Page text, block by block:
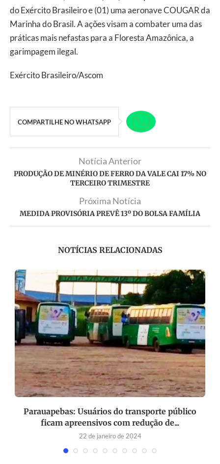
do Exército Brasileiro e (01) uma aeronave COUGAR da
Marinha do Brasil. A ações visam a combater uma das
práticas mais nefastas para a Floresta Amazônica, a
garimpagem ilegal.
Exército Brasileiro/Ascom
COMPARTILHE NO WHATSAPP
Notícia Anterior
PRODUÇÃO DE MINÉRIO DE FERRO DA VALE CAI 17% NO
TERCEIRO TRIMESTRE
Próxima Notícia
MEDIDA PROVISÓRIA PREVÊ 13º DO BOLSA FAMÍLIA
NOTÍCIAS RELACIONADAS
Parauapebas: Usuários do transporte público
ficam apreensivos com redução de...
22 de janeiro de 2024